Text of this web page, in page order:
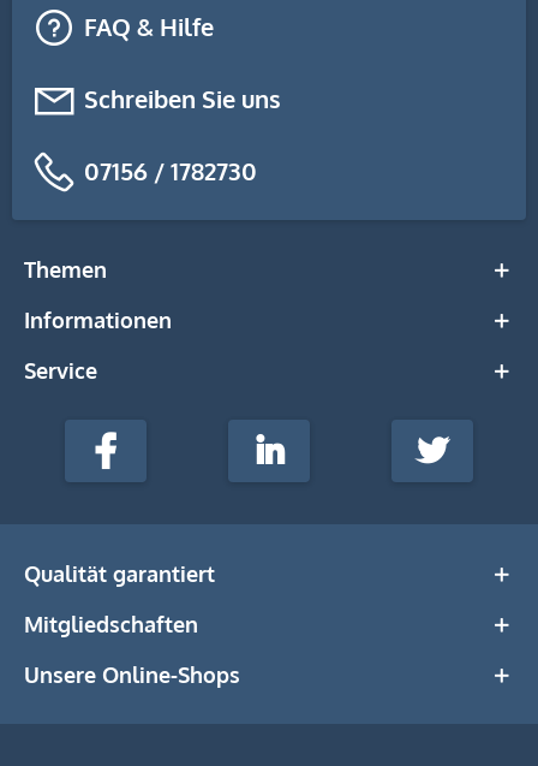
FAQ & Hilfe
Schreiben Sie uns
07156 / 1782730
Themen
Informationen
Service
stempel-
Media
Facebook LinkedIn Twitter
Qualität garantiert
Mitgliedschaften
Unsere Online-Shops